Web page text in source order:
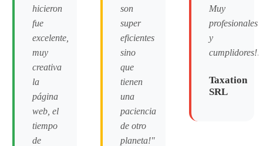
hicieron
fue
excelente,
muy
creativa
la
página
web, el
tiempo
de
son
super
eficientes
sino
que
tienen
una
paciencia
de otro
planeta!"
Muy
profesionales
y
Taxation
SRL